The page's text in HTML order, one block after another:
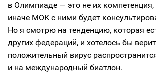
в Олимпиаде — это не их компетенция,
иначе МОК с ними будет
Но я смотрю на тенденцию, которая
других федераций, и хотелось бы
положительный вирус
и на международный биатлон.